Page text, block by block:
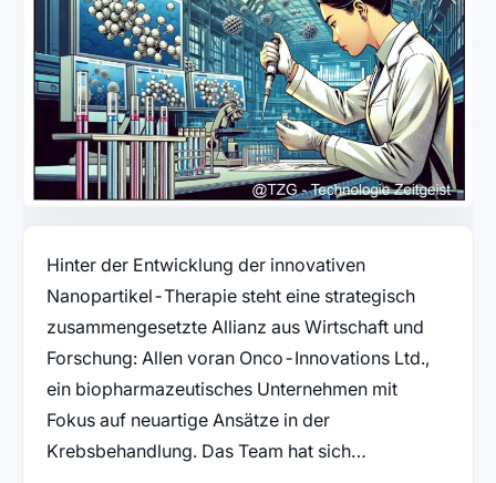
Hinter der Entwicklung der innovativen
Nanopartikel-Therapie steht eine strategisch
zusammengesetzte Allianz aus Wirtschaft und
Forschung: Allen voran Onco-Innovations Ltd.,
ein biopharmazeutisches Unternehmen mit
Fokus auf neuartige Ansätze in der
Krebsbehandlung. Das Team hat sich…